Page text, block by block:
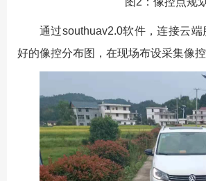
通过southuav2.0软件，连接云端
好的像控分布图，在现场布设采集像控